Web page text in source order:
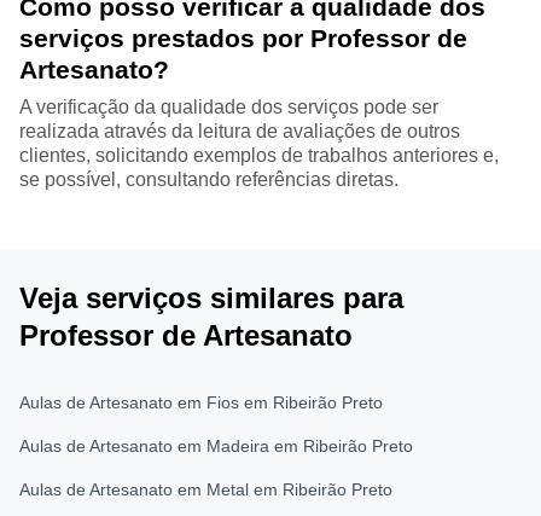
Como posso verificar a qualidade dos
serviços prestados por Professor de
Artesanato?
A verificação da qualidade dos serviços pode ser
realizada através da leitura de avaliações de outros
clientes, solicitando exemplos de trabalhos anteriores e,
se possível, consultando referências diretas.
Veja serviços similares para
Professor de Artesanato
Aulas de Artesanato em Fios em Ribeirão Preto
Aulas de Artesanato em Madeira em Ribeirão Preto
Aulas de Artesanato em Metal em Ribeirão Preto